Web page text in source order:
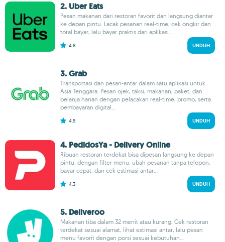
2. Uber Eats
Pesan makanan dari restoran favorit dan langsung diantar
ke depan pintu. Lacak pesanan real-time, cek ongkir dan
total bayar, lalu bayar praktis dari aplikasi...
4.8 UNDUH
3. Grab
Transportasi dan pesan-antar dalam satu aplikasi untuk
Asia Tenggara. Pesan ojek, taksi, makanan, paket, dan
belanja harian dengan pelacakan real-time, promo, serta
pembayaran digital...
4.5 UNDUH
4. PedidosYa - Delivery Online
Ribuan restoran terdekat bisa dipesan langsung ke depan
pintu, dengan filter menu, ubah pesanan tanpa telepon,
bayar cepat, dan cek estimasi antar...
4.3 UNDUH
5. Deliveroo
Makanan tiba dalam 32 menit atau kurang. Cek restoran
terdekat sesuai alamat, lihat estimasi antar, lalu pesan
menu favorit dengan porsi sesuai kebutuhan...